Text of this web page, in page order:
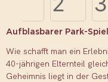
Aufblasbarer Park-
Wie schafft man ein
40-jährigen Elternteil
Geheimnis liegt in der